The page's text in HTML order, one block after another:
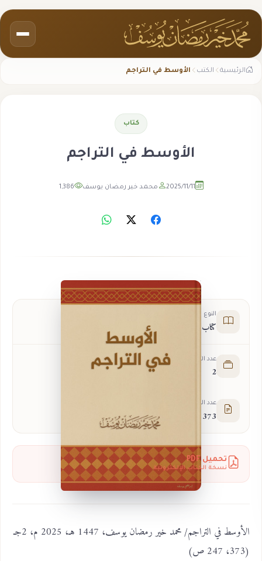
الرئيسية الكتب الأوسط في التراجم
كتاب
الأوسط في التراجم
2025/11/11 محمد خير رمضان يوسف 1,386
النوع
كتاب
عدد الأجزاء
2
عدد الصفحات
373
تحميل PDF
نسخة الكتاب الإلكترونية
الأوسط في التراجم/ محمد خير رمضان يوسف، 1447 هـ، 2025 م، 2جـ
(373، 247 ص)